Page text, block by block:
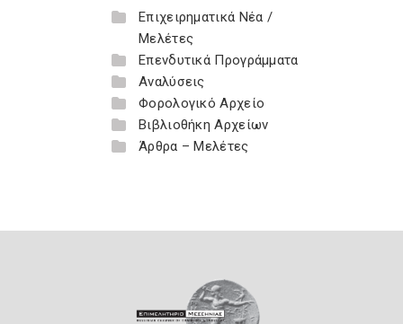
Επιχειρηματικά Νέα /
Μελέτες
Επενδυτικά Προγράμματα
Αναλύσεις
Φορολογικό Αρχείο
Βιβλιοθήκη Αρχείων
Άρθρα – Μελέτες